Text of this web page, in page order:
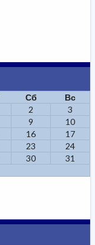
Сб
Вс
2
3
9
10
16
17
23
24
30 31